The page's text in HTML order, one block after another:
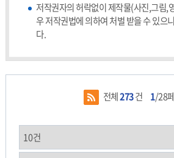
저작권자의 허락없이 제작물(사진,그림,
우 저작권법에 의하여 처벌 받을 수 있으
다.
전체273건 1/28